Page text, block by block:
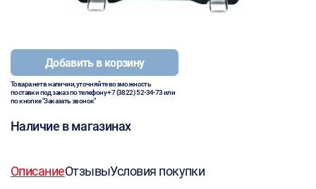
Добавить в корзину
Товара нет в наличии, уточняйте возможность
поставки под заказ по телефону+7 (3822) 52-34-73или
по кнопке "Заказать звонок"
Наличие в магазинах
ОписаниеОтзывыУсловия покупки